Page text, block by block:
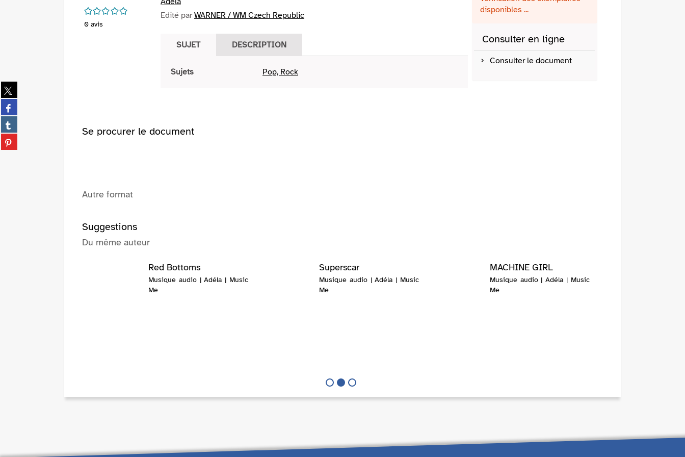
Partager
sur
twitter
(Nouvelle
fenêtre)
Partager
sur
facebook
(Nouvelle
fenêtre)
Partager
sur
tumblr
Partager
sur
/5
0 avis
Edité parWARNER / WM Czech Republic
SUJET DESCRIPTION
Sujets Pop, Rock
disponibles ...
Consulter en ligne
Consulter le document
Se procurer le document
Autre format
Suggestions
Du même auteur
Superscar
Musique audio | Adéla | Music
Me
MACHINE GIRL
Musique audio | Adéla | Music
Me
Red Bottoms
Musique audio | Adéla | Music
Me